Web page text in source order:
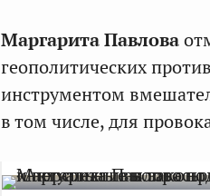
Маргарита Павлова
геополитических
инструментом
в том числе, для